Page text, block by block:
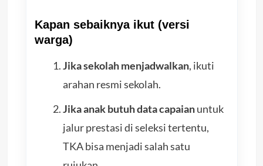
Kapan sebaiknya ikut (versi
warga)
Jika sekolah menjadwalkan, ikuti
arahan resmi sekolah.
Jika anak butuh data capaianuntuk
jalur prestasi di seleksi tertentu,
TKA bisa menjadi salah satu